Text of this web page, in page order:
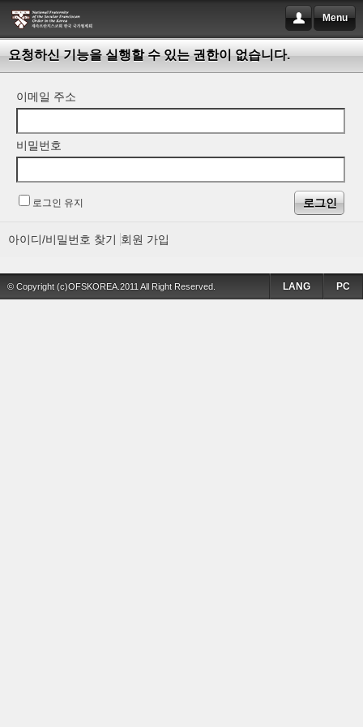
Menu
요청하신 기능을 실행할 수 있는 권한이 없습니다.
이메일 주소
비밀번호
로그인 유지
아이디/비밀번호 찾기 회원 가입
© Copyright (c)OFSKOREA.2011 All Right Reserved. PC
LANG